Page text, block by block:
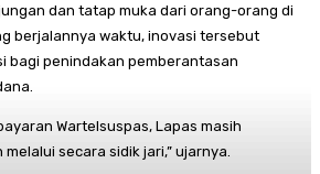
dan tatap muka dari orang-orang di
berjalannya waktu, inovasi tersebut
bagi penindakan pemberantasan
Wartelsuspas, Lapas masih
secara sidik jari,” ujarnya.